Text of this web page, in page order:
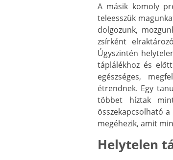
A másik komoly
teleesszük
dolgozunk,
zsírként
Úgyszintén
táplálékhoz és
egészséges,
étrendnek. Egy
többet híztak
összekapcsolható
megéhezik, amit
Helytelen